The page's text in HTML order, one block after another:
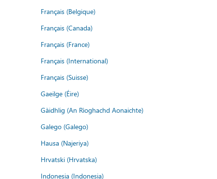
Français (Belgique)
Français (Canada)
Français (France)
Français (International)
Français (Suisse)
Gaeilge (Éire)
Gàidhlig (An Rìoghachd Aonaichte)
Galego (Galego)
Hausa (Najeriya)
Hrvatski (Hrvatska)
Indonesia (Indonesia)